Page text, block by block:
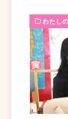
わたし